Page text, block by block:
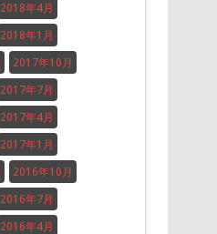
2018年4月
2018年1月
2017年10月
2017年7月
2017年4月
2017年1月
2016年10月
2016年7月
2016年4月